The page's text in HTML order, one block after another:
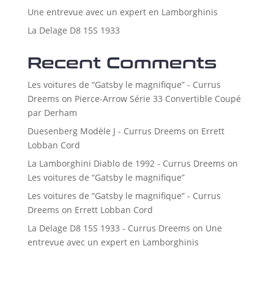
Une entrevue avec un expert en Lamborghinis
La Delage D8 15S 1933
Recent Comments
Les voitures de “Gatsby le magnifique” - Currus
Dreems on Pierce-Arrow Série 33 Convertible Coupé
par Derham
Duesenberg Modèle J - Currus Dreems on Errett
Lobban Cord
La Lamborghini Diablo de 1992 - Currus Dreems on
Les voitures de “Gatsby le magnifique”
Les voitures de “Gatsby le magnifique” - Currus
Dreems on Errett Lobban Cord
La Delage D8 15S 1933 - Currus Dreems on Une
entrevue avec un expert en Lamborghinis